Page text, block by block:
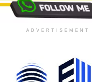
ADVERTISEMENT